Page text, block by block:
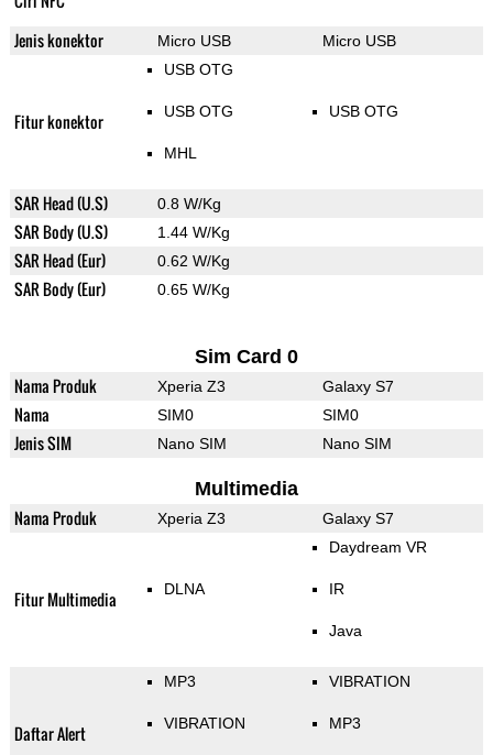
Jenis konektor Micro USB Micro USB
Fitur konektor
USB OTG
USB OTG
MHL
USB OTG
SAR Head (U.S) 0.8 W/Kg
SAR Body (U.S) 1.44 W/Kg
SAR Head (Eur) 0.62 W/Kg
SAR Body (Eur) 0.65 W/Kg
Sim Card 0
Nama Produk Xperia Z3 Galaxy S7
Nama SIM0 SIM0
Jenis SIM Nano SIM Nano SIM
Multimedia
Nama Produk Xperia Z3 Galaxy S7
Fitur Multimedia DLNA
Daydream VR
IR
Java
Daftar Alert
MP3
VIBRATION
VIBRATION
MP3